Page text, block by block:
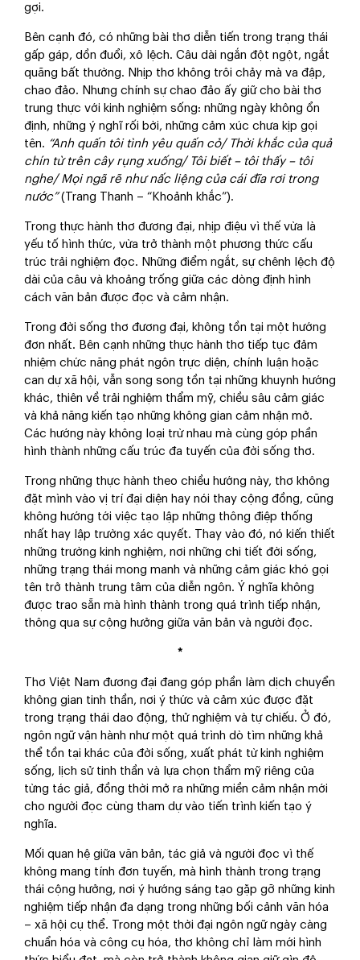
gợi.
Bên cạnh đó, có những bài thơ diễn tiến trong trạng thái
gấp gáp, dồn đuổi, xô lệch. Câu dài ngắn đột ngột, ngắt
quãng bất thường. Nhịp thơ không trôi chảy mà va đập,
chao đảo. Nhưng chính sự chao đảo ấy giữ cho bài thơ
trung thực với kinh nghiệm sống: những ngày không ổn
định, những ý nghĩ rối bời, những cảm xúc chưa kịp gọi
tên. “Anh quấn tôi tình yêu quấn cỏ/ Thời khắc của quả
chín từ trên cây rụng xuống/ Tôi biết – tôi thấy – tôi
nghe/ Mọi ngã rẽ như nấc liệng của cái đĩa rơi trong
nước”(Trang Thanh – “Khoảnh khắc”).
Trong thực hành thơ đương đại, nhịp điệu vì thế vừa là
yếu tố hình thức, vừa trở thành một phương thức cấu
trúc trải nghiệm đọc. Những điểm ngắt, sự chênh lệch độ
dài của câu và khoảng trống giữa các dòng định hình
cách văn bản được đọc và cảm nhận.
Trong đời sống thơ đương đại, không tồn tại một hướng
đơn nhất. Bên cạnh những thực hành thơ tiếp tục đảm
nhiệm chức năng phát ngôn trực diện, chính luận hoặc
can dự xã hội, vẫn song song tồn tại những khuynh hướng
khác, thiên về trải nghiệm thẩm mỹ, chiều sâu cảm giác
và khả năng kiến tạo những không gian cảm nhận mở.
Các hướng này không loại trừ nhau mà cùng góp phần
hình thành những cấu trúc đa tuyến của đời sống thơ.
Trong những thực hành theo chiều hướng này, thơ không
đặt mình vào vị trí đại diện hay nói thay cộng đồng, cũng
không hướng tới việc tạo lập những thông điệp thống
nhất hay lập trường xác quyết. Thay vào đó, nó kiến thiết
những trường kinh nghiệm, nơi những chi tiết đời sống,
những trạng thái mong manh và những cảm giác khó gọi
tên trở thành trung tâm của diễn ngôn. Ý nghĩa không
được trao sẵn mà hình thành trong quá trình tiếp nhận,
thông qua sự cộng hưởng giữa văn bản và người đọc.
*
Thơ Việt Nam đương đại đang góp phần làm dịch chuyển
không gian tinh thần, nơi ý thức và cảm xúc được đặt
trong trạng thái dao động, thử nghiệm và tự chiếu. Ở đó,
ngôn ngữ vận hành như một quá trình dò tìm những khả
thể tồn tại khác của đời sống, xuất phát từ kinh nghiệm
sống, lịch sử tinh thần và lựa chọn thẩm mỹ riêng của
từng tác giả, đồng thời mở ra những miền cảm nhận mới
cho người đọc cùng tham dự vào tiến trình kiến tạo ý
nghĩa.
Mối quan hệ giữa văn bản, tác giả và người đọc vì thế
không mang tính đơn tuyến, mà hình thành trong trạng
thái cộng hưởng, nơi ý hướng sáng tạo gặp gỡ những kinh
nghiệm tiếp nhận đa dạng trong những bối cảnh văn hóa
– xã hội cụ thể. Trong một thời đại ngôn ngữ ngày càng
chuẩn hóa và công cụ hóa, thơ không chỉ làm mới hình